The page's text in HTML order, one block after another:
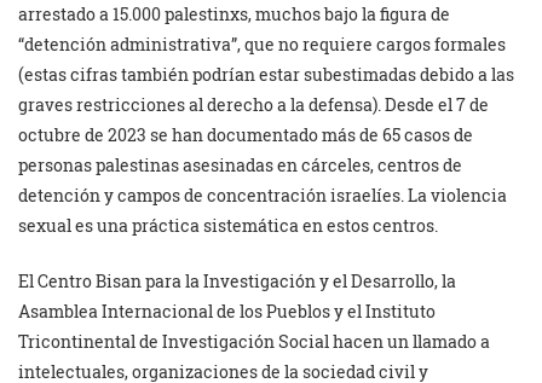
arrestado a 15.000 palestinxs, muchos bajo la figura de
“detención administrativa”, que no requiere cargos formales
(estas cifras también podrían estar subestimadas debido a las
graves restricciones al derecho a la defensa). Desde el 7 de
octubre de 2023 se han documentado más de 65 casos de
personas palestinas asesinadas en cárceles, centros de
detención y campos de concentración israelíes. La violencia
sexual es una práctica sistemática en estos centros.
El Centro Bisan para la Investigación y el Desarrollo, la
Asamblea Internacional de los Pueblos y el Instituto
Tricontinental de Investigación Social hacen un llamado a
intelectuales, organizaciones de la sociedad civil y